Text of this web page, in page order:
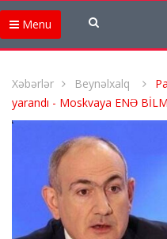
Menu
Xəbərlər Beynəlxalq
yarandı - Moskvaya ENƏ